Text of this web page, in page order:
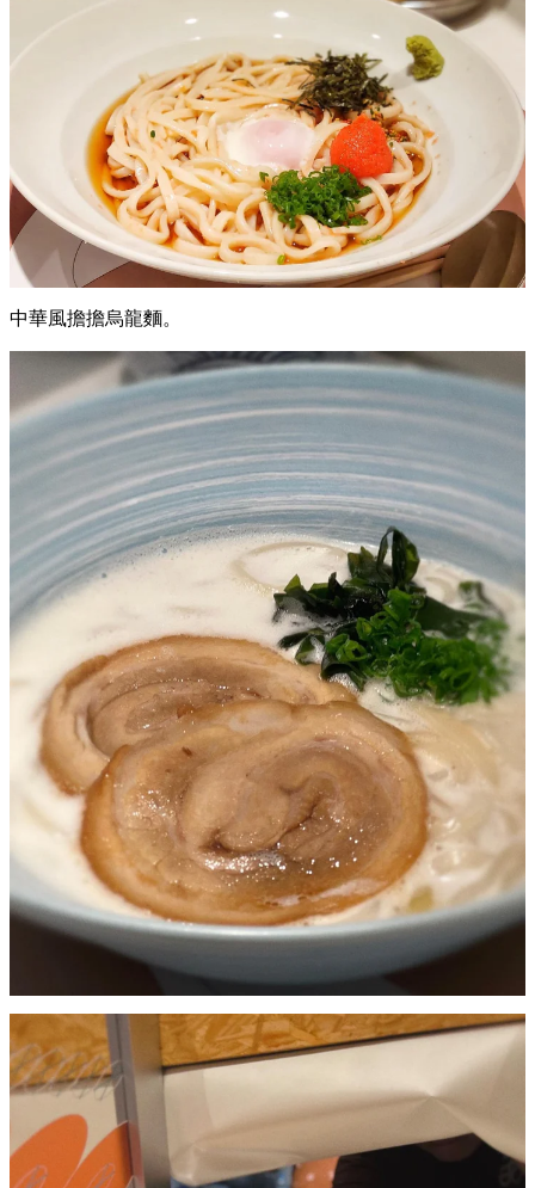
明太子温泉蛋冷烏龍麵。
中華風擔擔烏龍麵。